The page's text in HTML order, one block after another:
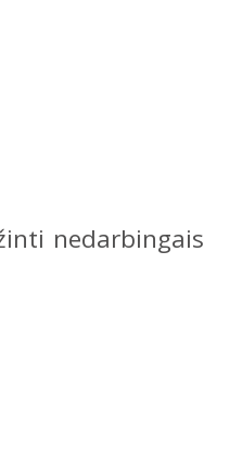
nedarbingais